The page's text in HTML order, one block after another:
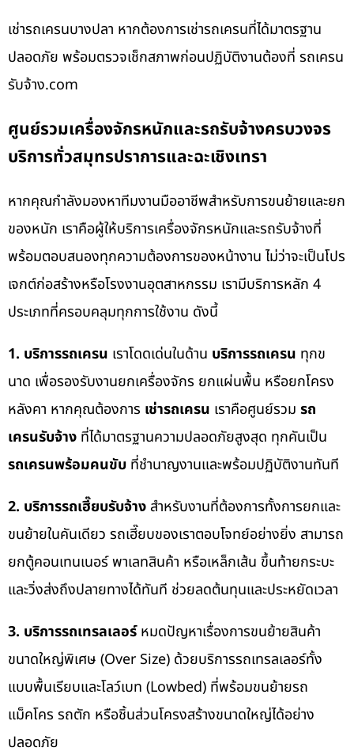
เช่ารถเครนบางปลา หากต้องการเช่ารถเครนที่ได้มาตรฐาน
ปลอดภัย พร้อมตรวจเช็กสภาพก่อนปฏิบัติงานต้องที่ รถเครน
รับจ้าง.com
ศูนย์รวมเครื่องจักรหนักและรถรับจ้างครบวงจร
บริการทั่วสมุทรปราการและฉะเชิงเทรา
หากคุณกำลังมองหาทีมงานมืออาชีพสำหรับการขนย้ายและยก
ของหนัก เราคือผู้ให้บริการเครื่องจักรหนักและรถรับจ้างที่
พร้อมตอบสนองทุกความต้องการของหน้างาน ไม่ว่าจะเป็นโปร
เจกต์ก่อสร้างหรือโรงงานอุตสาหกรรม เรามีบริการหลัก 4
ประเภทที่ครอบคลุมทุกการใช้งาน ดังนี้
1. บริการรถเครน เราโดดเด่นในด้าน บริการรถเครน ทุกข
นาด เพื่อรองรับงานยกเครื่องจักร ยกแผ่นพื้น หรือยกโครง
หลังคา หากคุณต้องการ เช่ารถเครน เราคือศูนย์รวม รถ
เครนรับจ้าง ที่ได้มาตรฐานความปลอดภัยสูงสุด ทุกคันเป็น
รถเครนพร้อมคนขับ ที่ชำนาญงานและพร้อมปฏิบัติงานทันที
2. บริการรถเฮี๊ยบรับจ้าง สำหรับงานที่ต้องการทั้งการยกและ
ขนย้ายในคันเดียว รถเฮี๊ยบของเราตอบโจทย์อย่างยิ่ง สามารถ
ยกตู้คอนเทนเนอร์ พาเลทสินค้า หรือเหล็กเส้น ขึ้นท้ายกระบะ
และวิ่งส่งถึงปลายทางได้ทันที ช่วยลดต้นทุนและประหยัดเวลา
3. บริการรถเทรลเลอร์หมดปัญหาเรื่องการขนย้ายสินค้า
ขนาดใหญ่พิเศษ (Over Size) ด้วยบริการรถเทรลเลอร์ทั้ง
แบบพื้นเรียบและโลว์เบท (Lowbed) ที่พร้อมขนย้ายรถ
แม็คโคร รถตัก หรือชิ้นส่วนโครงสร้างขนาดใหญ่ได้อย่าง
ปลอดภัย